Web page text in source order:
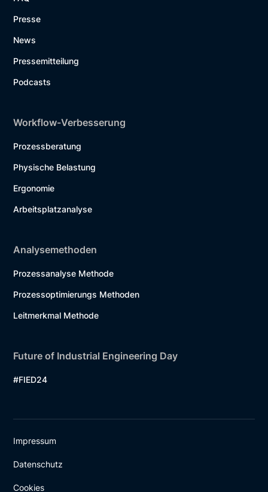
Presse
News
Pressemitteilung
Podcasts
Workflow-Verbesserung
Prozessberatung
Physische Belastung
Ergonomie
Arbeitsplatzanalyse
Analysemethoden
Prozessanalyse Methode
Prozessoptimierungs Methoden
Leitmerkmal Methode
Future of Industrial Engineering Day
#FIED24
Impressum
Datenschutz
Cookies